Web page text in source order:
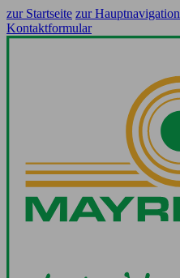
zur Startseite zur Hauptnavigation
Kontaktformular